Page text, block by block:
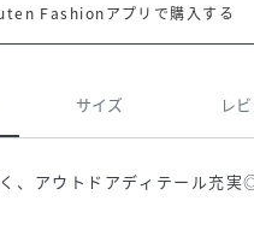
Fashionアプリで購入する
サイズ レ
、アウトドアディテール充実